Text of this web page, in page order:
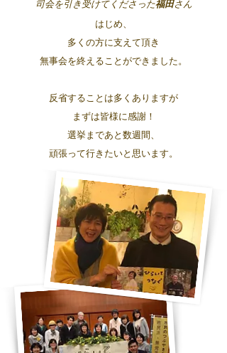
司会を引き受けてくださった福田さん
はじめ、
多くの方に支えて頂き
無事会を終えることができました。
反省することは多くありますが
まずは皆様に感謝！
選挙まであと数週間、
頑張って行きたいと思います。